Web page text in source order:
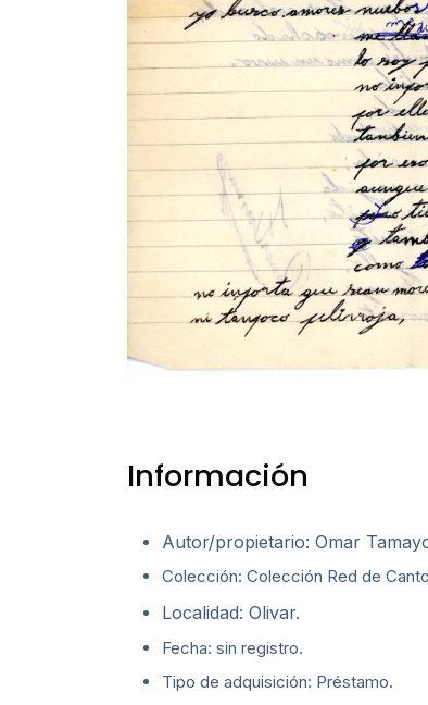
Información
Autor/propietario: Omar
Colección: Colección Red de
Localidad: Olivar.
Fecha: sin registro.
Tipo de adquisición: Préstamo.